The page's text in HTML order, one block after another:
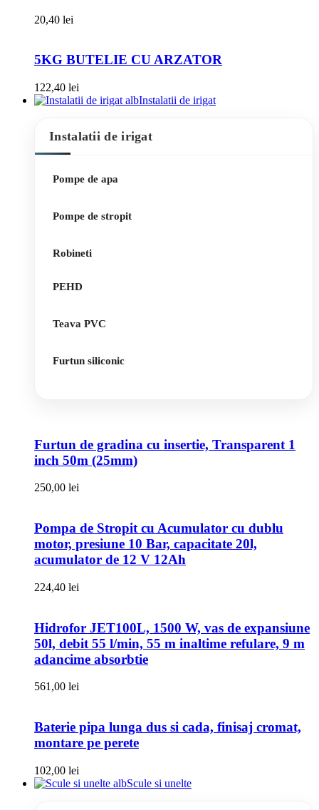
20,40 lei
5KG BUTELIE CU ARZATOR
122,40 lei
Instalatii de irigat
Instalatii de irigat
Pompe de apa
Pompe de stropit
Robineti
PEHD
Teava PVC
Furtun siliconic
Furtun de gradina cu insertie, Transparent 1
inch 50m (25mm)
250,00 lei
Pompa de Stropit cu Acumulator cu dublu
motor, presiune 10 Bar, capacitate 20l,
acumulator de 12 V 12Ah
224,40 lei
Hidrofor JET100L, 1500 W, vas de expansiune
50l, debit 55 l/min, 55 m inaltime refulare, 9 m
adancime absorbtie
561,00 lei
Baterie pipa lunga dus si cada, finisaj cromat,
montare pe perete
102,00 lei
Scule si unelte